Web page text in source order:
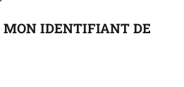
MON IDENTIFIANT DE